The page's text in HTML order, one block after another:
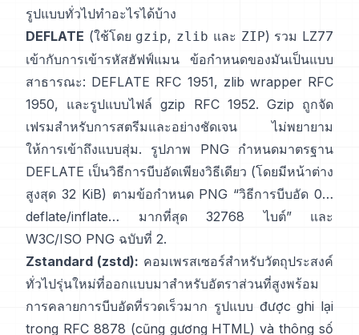
รูปแบบทั่วไปทำอะไรได้บ้าง
DEFLATE (ใช้โดย gzip, zlib และ ZIP) รวม LZ77
เข้ากับการเข้ารหัสฮัฟฟ์แมน ข้อกำหนดของมันเป็นแบบ
สาธารณะ: DEFLATE RFC 1951, zlib wrapper RFC
1950, และรูปแบบไฟล์ gzip RFC 1952. Gzip ถูกจัด
เฟรมสำหรับการสตรีมและอย่างชัดเจน
ไม่พยายาม
ให้การเข้าถึงแบบสุ่ม. รูปภาพ PNG กำหนดมาตรฐาน
DEFLATE เป็นวิธีการบีบอัดเพียงวิธีเดียว (โดยมีหน้าต่าง
สูงสุด 32 KiB) ตามข้อกำหนด PNG “วิธีการบีบอัด 0…
deflate/inflate… มากที่สุด 32768 ไบต์”
และ
W3C/ISO PNG ฉบับที่ 2.
Zstandard (zstd): คอมเพรสเซอร์สำหรับวัตถุประสงค์
ทั่วไปรุ่นใหม่ที่ออกแบบมาสำหรับอัตราส่วนที่สูงพร้อม
การคลายการบีบอัดที่รวดเร็วมาก รูปแบบ được ghi lại
trong RFC 8878 (cũng gương HTML) và thông số